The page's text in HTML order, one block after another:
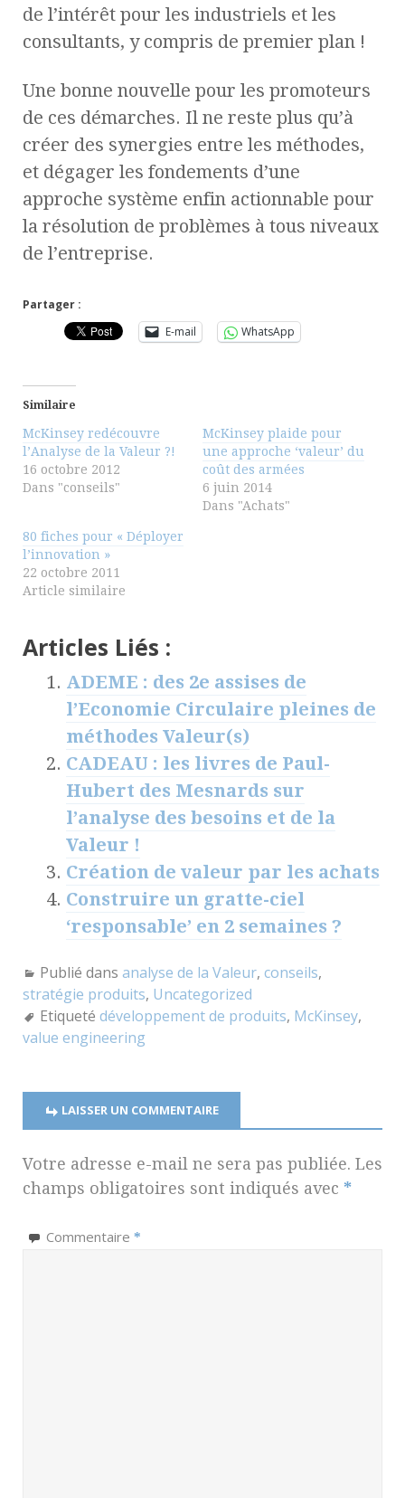
de l’intérêt pour les industriels et les
consultants, y compris de premier plan !
Une bonne nouvelle pour les promoteurs
de ces démarches. Il ne reste plus qu’à
créer des synergies entre les méthodes,
et dégager les fondements d’une
approche système enfin actionnable pour
la résolution de problèmes à tous niveaux
de l’entreprise.
Partager :
E-mail
WhatsApp
Similaire
McKinsey redécouvre
l’Analyse de la Valeur ?!
16 octobre 2012
Dans "conseils"
McKinsey plaide pour
une approche ‘valeur’ du
coût des armées
6 juin 2014
Dans "Achats"
80 fiches pour « Déployer
l’innovation »
22 octobre 2011
Article similaire
Articles Liés :
ADEME : des 2e assises de
l’Economie Circulaire pleines de
méthodes Valeur(s)
CADEAU : les livres de Paul-
Hubert des Mesnards sur
l’analyse des besoins et de la
Valeur !
Création de valeur par les achats
Construire un gratte-ciel
‘responsable’ en 2 semaines ?
Publié dans analyse de la Valeur, conseils,
stratégie produits, Uncategorized
Etiqueté développement de produits, McKinsey,
value engineering
LAISSER UN COMMENTAIRE
Votre adresse e-mail ne sera pas publiée. Les
champs obligatoires sont indiqués avec *
Commentaire *